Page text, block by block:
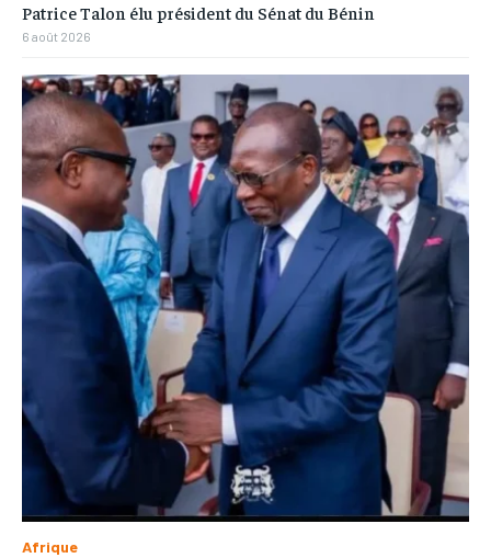
Patrice Talon élu président du Sénat du Bénin
6 août 2026
Afrique